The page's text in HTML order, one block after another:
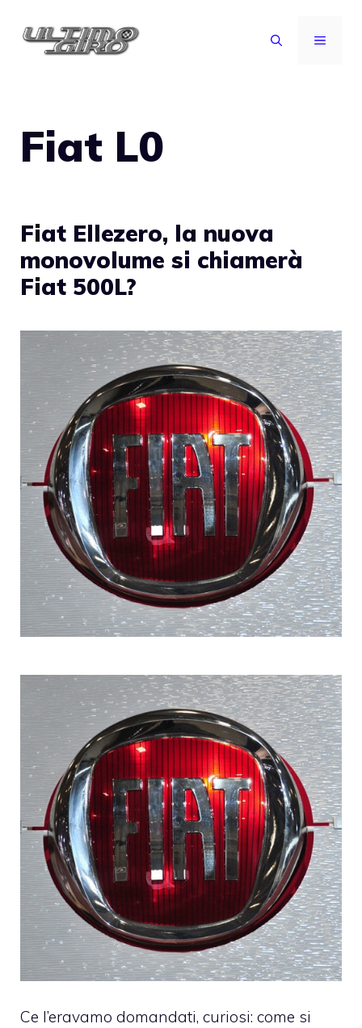
MENU
Fiat L0
Fiat Ellezero, la nuova
monovolume si chiamerà
Fiat 500L?
Ce l’eravamo domandati, curiosi: come si